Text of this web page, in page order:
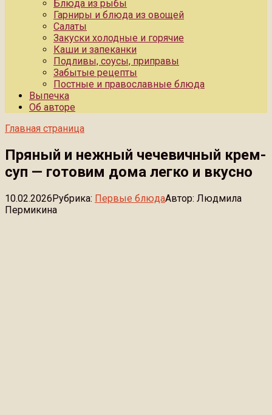
Блюда из рыбы
Гарниры и блюда из овощей
Салаты
Закуски холодные и горячие
Каши и запеканки
Подливы, соусы, приправы
Забытые рецепты
Постные и православные блюда
Выпечка
Об авторе
Главная страница
Пряный и нежный чечевичный крем-
суп — готовим дома легко и вкусно
10.02.2026Рубрика: Первые блюдаАвтор: Людмила
Пермикина